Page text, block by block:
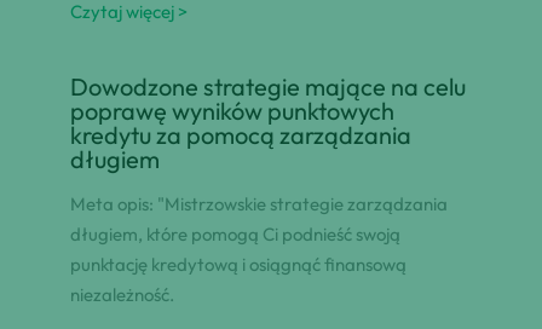
Czytaj więcej >
Dowodzone strategie mające na celu
poprawę wyników punktowych
kredytu za pomocą zarządzania
długiem
Meta opis: "Mistrzowskie strategie zarządzania
długiem, które pomogą Ci podnieść swoją
punktację kredytową i osiągnąć finansową
niezależność.